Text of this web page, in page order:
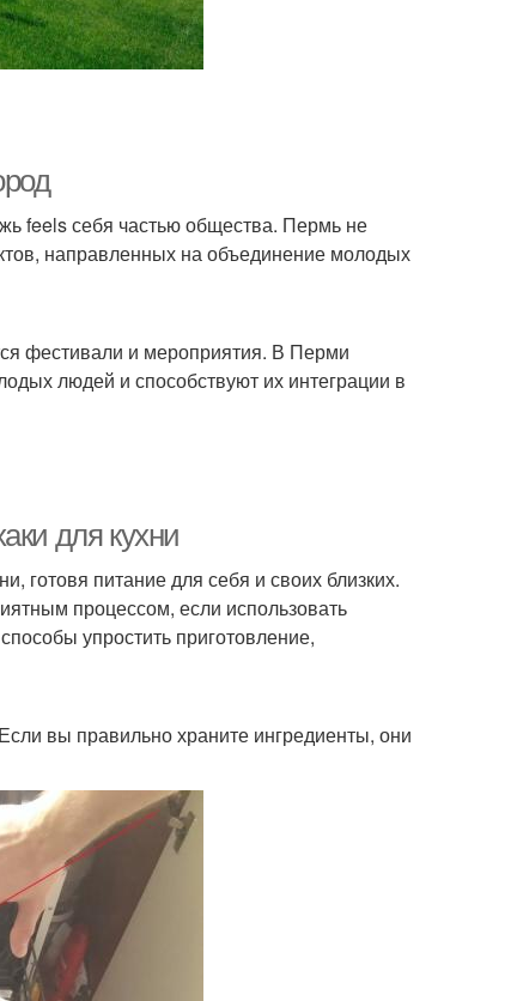
feels себя частью общества. Пермь не
направленных на объединение молодых
фестивали и мероприятия. В Перми
людей и способствуют их интеграции в
для кухни
готовя питание для себя и своих близких.
процессом, если использовать
упростить приготовление,
вы правильно храните ингредиенты, они